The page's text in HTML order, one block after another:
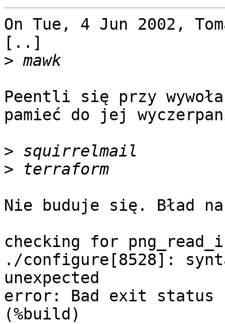
On Tue, 4 Jun 2002,
[..]
>
Peentli się przy
pamieć do jej
>
>
Nie buduje się. Bład
checking for
./configure[8528]:
unexpected
error: Bad exit status
(%build)